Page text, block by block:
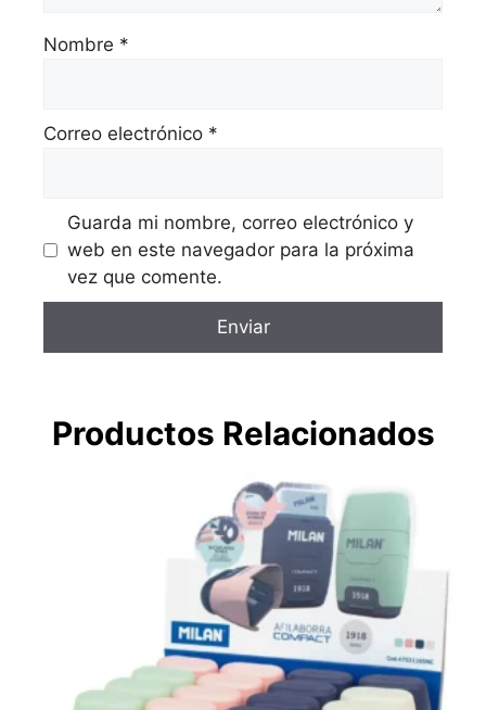
Nombre *
Correo electrónico *
Guarda mi nombre, correo electrónico y
web en este navegador para la próxima
vez que comente.
Productos Relacionados